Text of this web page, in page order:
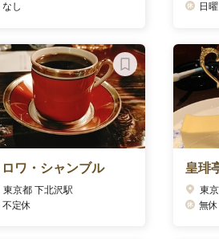
なし
日
ロワ・シャンブル
東京都 下北沢駅
不定休
皇琲
東
無休